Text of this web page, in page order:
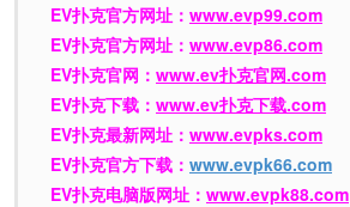
EV扑克官方网址： www.evp99.com
EV扑克官方网址： www.evp86.com
EV扑克官网： www.ev扑克官网.com
EV扑克下载： www.ev扑克下载.com
EV扑克最新网址： www.evpks.com
EV扑克官方下载： www.evpk66.com
EV扑克电脑版网址： www.evpk88.com